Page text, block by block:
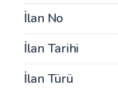
İlan No
İlan Tarihi
İlan Türü